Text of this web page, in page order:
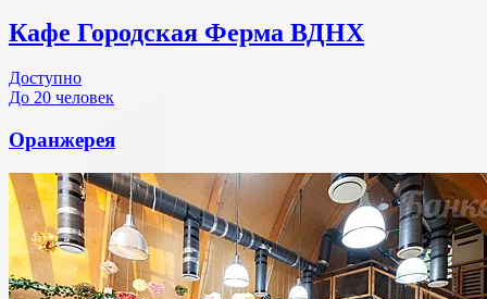
Кафе Городская Ферма ВДНХ
Доступно
До 20 человек
Оранжерея